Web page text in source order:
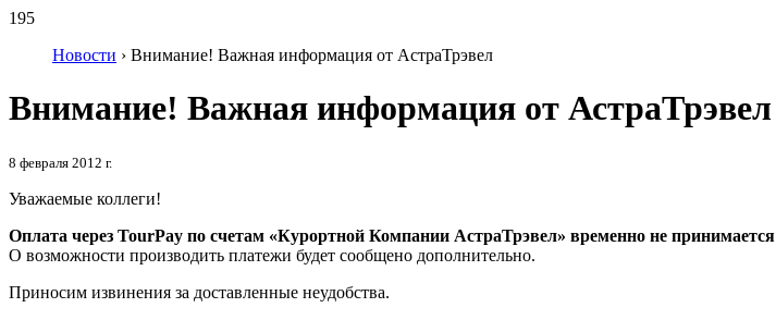
195
Новости › Внимание! Важная информация от АстраТрэвел
Внимание! Важная информация от АстраТрэвел
8 февраля 2012 г.
Уважаемые коллеги!
Оплата через TourPay по счетам «Курортной Компании АстраТрэвел» временно не принимается
О возможности производить платежи будет сообщено дополнительно.
Приносим извинения за доставленные неудобства.